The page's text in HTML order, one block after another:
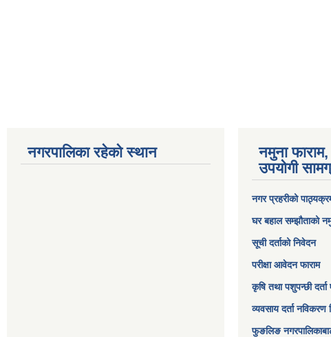
नगरपालिका रहेको स्थान
नमुना
उपयोगी
नगर प्रहरीको
घर बहाल सम्झौताको
सूची दर्ताको निवेदन
परीक्षा आवेदन फाराम
कृषि तथा पशुपन्छी
व्यवसाय दर्ता नविकरण
फुङलिङ